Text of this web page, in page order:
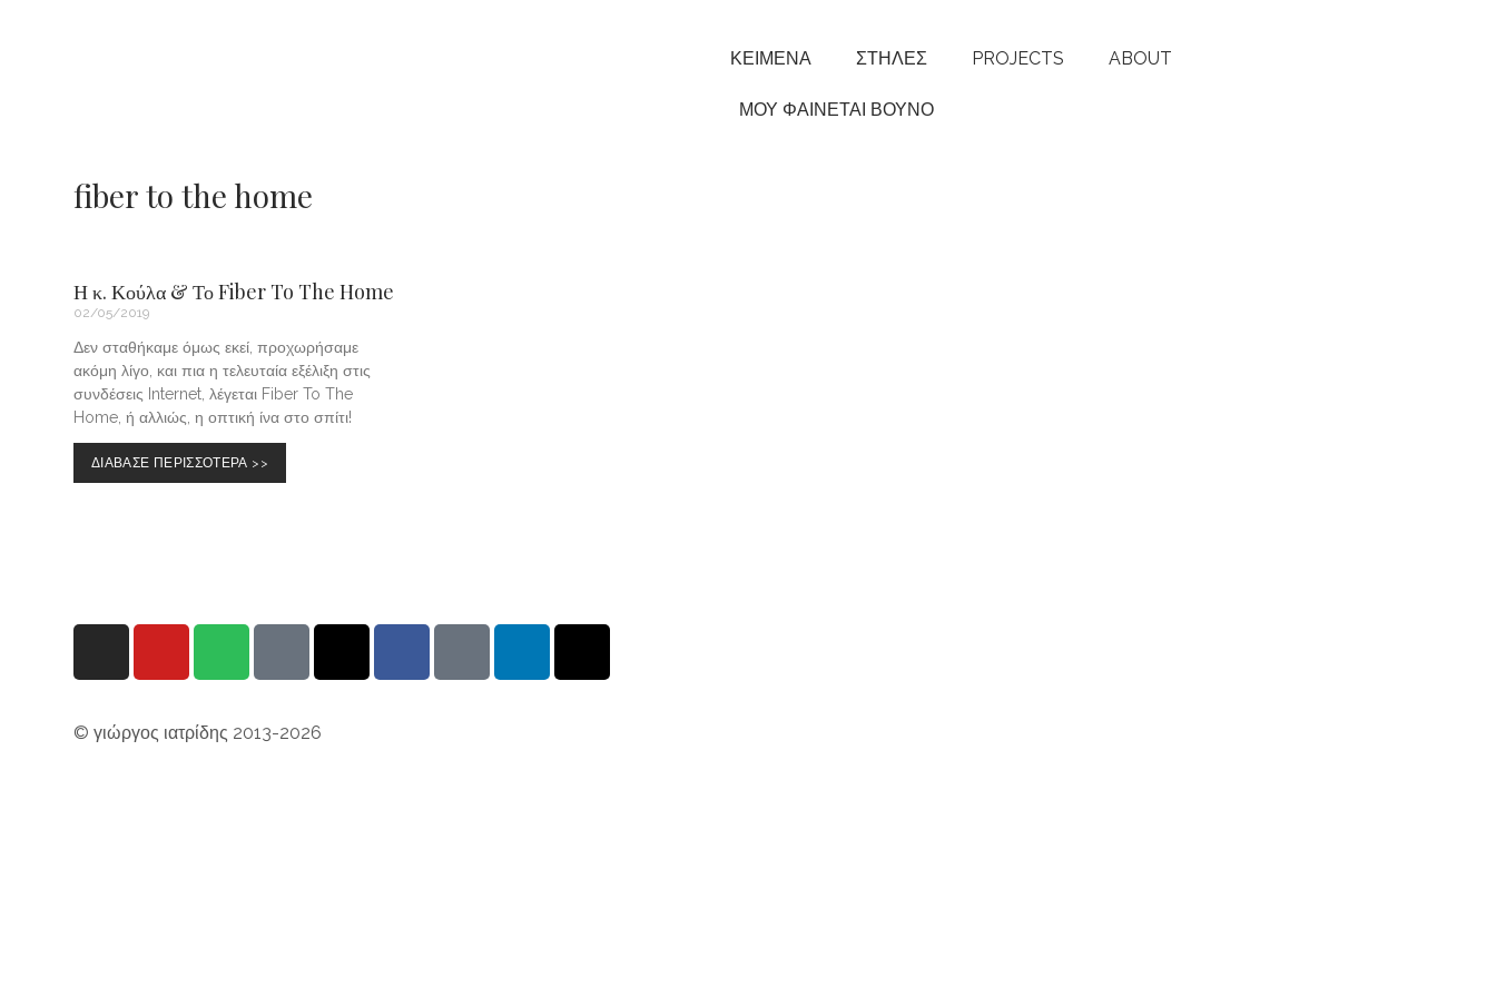
ΚΕΙΜΕΝΑ ΣΤΗΛΕΣ PROJECTS ABOUT
ΜΟΥ ΦΑΙΝΕΤΑΙ ΒΟΥΝΟ
fiber to the home
Η κ. Κούλα & Το Fiber To The Home
02/05/2019
Δεν σταθήκαμε όμως εκεί, προχωρήσαμε
ακόμη λίγο, και πια η τελευταία εξέλιξη στις
συνδέσεις Internet, λέγεται Fiber To The
Home, ή αλλιώς, η οπτική ίνα στο σπίτι!
ΔΙΑΒΑΣΕ ΠΕΡΙΣΣΟΤΕΡΑ >>
© γιώργος ιατρίδης 2013-2026